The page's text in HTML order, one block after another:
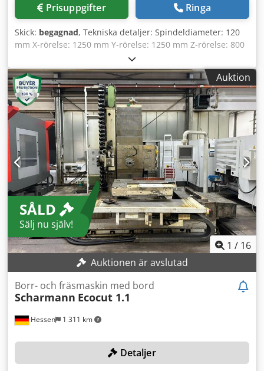
Prisuppgifter Ringa
Skick: begagnad, Tekniska detaljer: Spindeldiameter: 120
mm X-rörelse: 1250 mm Y-rörelse: 1250 mm Z-rörelse: 800
mm W-axel (längsgående spindel): 600 mm
Borrspindelvarvtal: 1–2000 varv/min Spindelupptagning
ISO: 50 Bordstorlek: 1000 x 1000 mm Totalt effektbehov: 55
kW Maskinens vikt ca: 18 t Dwedpfx Aext El Aoi Ssa
Moderniserad med CNC HEIDENHAIN TNC 426 år 1999
Automatiskt verktygsväxlarsystem för 40 verktyg
Kylvätskesystem
Auktion
SÅLD
Sälj nu själv!
1 / 16
Auktionen är avslutad
Hessen 1 311 km
Borr- och fräsmaskin med bord
Scharmann Ecocut 1.1
Detaljer